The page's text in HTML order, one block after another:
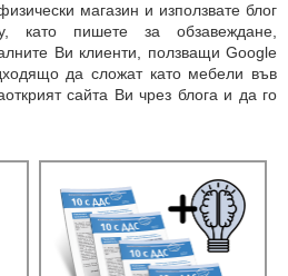
магазин и използвате блог
като пишете за обзавеждане,
Ви клиенти, ползващи Google
да сложат като мебели във
сайта Ви чрез блога и да го